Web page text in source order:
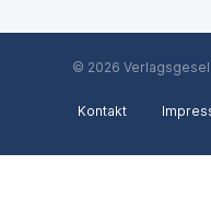
© 2026
Kontakt